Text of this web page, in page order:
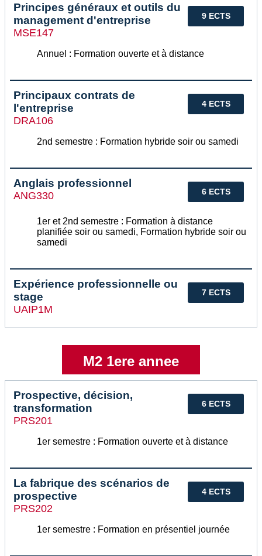
9 ECTS
Principes généraux et outils du
management d'entreprise
MSE147
Annuel : Formation ouverte et à distance
4 ECTS
Principaux contrats de
l'entreprise
DRA106
2nd semestre : Formation hybride soir ou samedi
6 ECTS
Anglais professionnel
ANG330
1er et 2nd semestre : Formation à distance
planifiée soir ou samedi, Formation hybride soir ou
samedi
7 ECTS
Expérience professionnelle ou
stage
UAIP1M
M2 1ere annee
6 ECTS
Prospective, décision,
transformation
PRS201
1er semestre : Formation ouverte et à distance
4 ECTS
La fabrique des scénarios de
prospective
PRS202
1er semestre : Formation en présentiel journée